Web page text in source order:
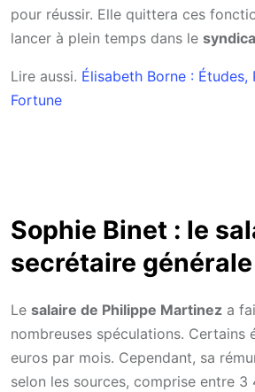
pour réussir. Elle quittera ces
lancer à plein temps dans le
Lire aussi. Élisabeth Borne : Études,
Fortune
Sophie Binet : le
secrétaire générale
Le salaire de Philippe Martinez a
nombreuses spéculations. Certains
euros par mois. Cependant, sa
selon les sources, comprise entre